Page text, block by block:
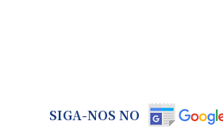
SIGA-NOS NO